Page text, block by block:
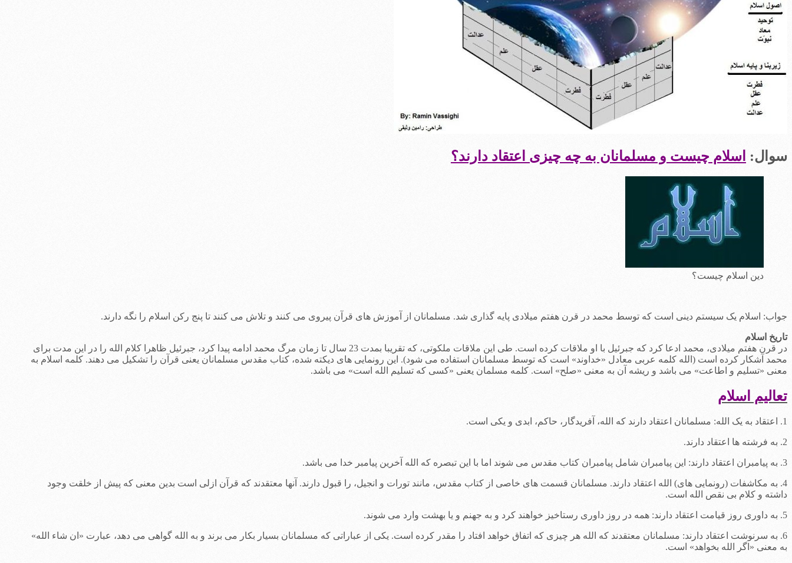
سوال: اسلام چیست و مسلمانان به چه چیزی اعتقاد دارند؟
دین اسلام چیست؟
جواب: اسلام یک سیستم دینی است که توسط محمد در قرن هفتم میلادی پایه گذاری شد. مسلمانان از آموزش های قرآن پیروی می کنند و تلاش می کنند تا پنج رکن اسلام را نگه دارند.
تاریخ اسلام
در قرن هفتم میلادی، محمد ادعا کرد که جبرئیل با او ملاقات کرده است. طی این ملاقات ملکوتی، که تقریبا بمدت 23 سال تا زمان مرگ محمد ادامه پیدا کرد، جبرئیل ظاهرا کلام الله را در این مدت برای
محمد آشکار کرده است (الله کلمه عربی معادل «خداوند» است که توسط مسلمانان استفاده می شود). این رونمایی های دیکته شده، کتاب مقدس مسلمانان یعنی قرآن را تشکیل می دهند. کلمه اسلام به
معنی «تسلیم و اطاعت» می باشد و ریشه آن به معنی «صلح» است. کلمه مسلمان یعنی «کسی که تسلیم الله است» می باشد.
تعالیم اسلام
1. اعتقاد به یک الله: مسلمانان اعتقاد دارند که الله، آفریدگار، حاکم، ابدی و یکی است.
2. به فرشته ها اعتقاد دارند.
3. به پیامبران اعتقاد دارند: این پیامبران شامل پیامبران کتاب مقدس می شوند اما با این تبصره که الله آخرین پیامبر خدا می باشد.
4. به مکاشفات (رونمایی های) الله اعتقاد دارند. مسلمانان قسمت های خاصی از کتاب مقدس، مانند تورات و انجیل، را قبول دارند. آنها معتقدند که قرآن ازلی است بدین معنی که پیش از خلقت وجود
داشته و کلام بی نقص الله است.
5. به داوری روز قیامت اعتقاد دارند: همه در روز داوری رستاخیز خواهند کرد و به جهنم و یا بهشت وارد می شوند.
6. به سرنوشت اعتقاد دارند: مسلمانان معتقدند که الله هر چیزی که اتفاق خواهد افتاد را مقدر کرده است. یکی از عباراتی که مسلمانان بسیار بکار می برند و به الله گواهی می دهد، عبارت «ان شاء الله»
به معنی «اگر الله بخواهد» است.